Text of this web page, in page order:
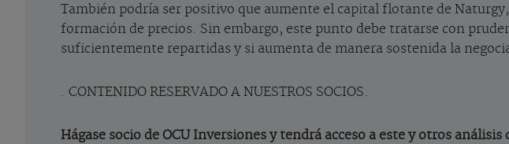
También podría ser positivo que aumente el capital flotante de
formación de precios. Sin embargo, este punto debe tratarse con
suficientemente repartidas y si aumenta de manera sostenida la
. CONTENIDO RESERVADO A NUESTROS SOCIOS.
Hágase socio de OCU Inversiones y tendrá acceso a este y otros